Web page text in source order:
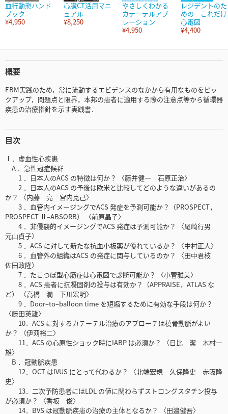
血行動態ハンド
ブック
¥4,950
心臓CT活用マニ
ュアル
¥8,250
やさしくわかる
カテーテルアブ
レーション
¥4,950
レジデントのた
めの これだけ
心電図
¥4,400
概要
EBM実践のため，常に流動するエビデンスのなかから有用なものをピッ
クアップ，問題点と限界，本邦の患者に適用する際の注意点等から循環器
疾患の治療指針を示す実践書．
目次
Ⅰ．虚血性心疾患
A ．急性冠症候群
1 ．日本人のACS の特徴は何か？ 〈藤井健一 石原正治〉
2 ．日本人のACS の予後は欧米と比較してどのような違いがあるの
か？ 〈内藤 亮 宮内克己〉
3 ．血管内イメージングでACS 発症を予測可能か？（PROSPECT，
PROSPECT Ⅱ‒ABSORB） 〈前原晶子〉
4 ．非侵襲的イメージングでACS 発症は予測可能か？ 〈尾崎行男
元山貞子〉
5 ．ACS に対して新たな抗血小板薬が優れているか？ 〈中村正人〉
6 ．血管外の組織はACS の発症に関与しているのか？ 〈田中君枝
佐田政隆〉
7 ．たこつぼ型心筋症は心電図で診断可能か？ 〈小菅雅美〉
8 ．ACS 患者に抗凝固剤の投与は有効か？（APPRAISE，ATLAS な
ど） 〈高橋 潤 下川宏明〉
9 ．Door‒to‒balloon time を短縮するために有効な手段は何か？
〈藤田英雄〉
10．ACS に対するカテーテル治療のアプローチは橈骨動脈がよい
か？ 〈伊苅裕二〉
11．ACS の心原性ショック時にIABP は必須か？ 〈日比 潔 木村一
雄〉
B ．冠動脈疾患
12．OCT はIVUS にとって代わるか？ 〈北端宏規 久保隆史 赤阪隆
史〉
13．二次予防患者にはLDL の値に関わらずストロングスタチン投与
が必須か？ 〈香坂 俊〉
14．BVS は冠動脈疾患の治療の主体となるか？ 〈田邉健吾〉